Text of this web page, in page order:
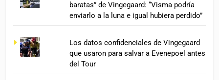
baratas” de Vingegaard: “Visma podría
enviarlo a la luna e igual hubiera perdido”
Los datos confidenciales de Vingegaard
que usaron para salvar a Evenepoel antes
del Tour